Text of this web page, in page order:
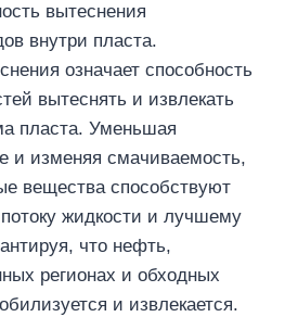
вытеснения
внутри пласта.
означает способность
вытеснять и извлекать
пласта. Уменьшая
и изменяя смачиваемость,
вещества способствуют
жидкости и лучшему
что нефть,
регионах и обходных
и извлекается.